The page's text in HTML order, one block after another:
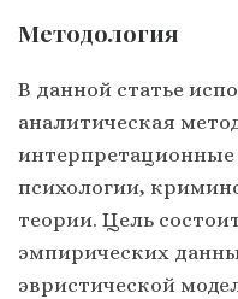
Методология
В данной статье
аналитическая
психологии,
теории. Цель
эмпирических
эвристической